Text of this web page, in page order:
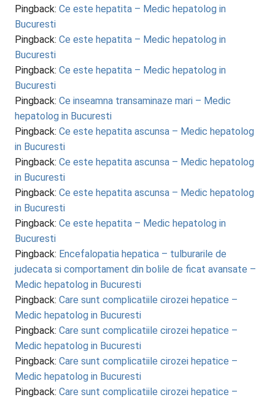
Pingback: Ce este hepatita – Medic hepatolog in
Bucuresti
Pingback: Ce este hepatita – Medic hepatolog in
Bucuresti
Pingback: Ce este hepatita – Medic hepatolog in
Bucuresti
Pingback: Ce inseamna transaminaze mari – Medic
hepatolog in Bucuresti
Pingback: Ce este hepatita ascunsa – Medic hepatolog
in Bucuresti
Pingback: Ce este hepatita ascunsa – Medic hepatolog
in Bucuresti
Pingback: Ce este hepatita ascunsa – Medic hepatolog
in Bucuresti
Pingback: Ce este hepatita – Medic hepatolog in
Bucuresti
Pingback: Encefalopatia hepatica – tulburarile de
judecata si comportament din bolile de ficat avansate –
Medic hepatolog in Bucuresti
Pingback: Care sunt complicatiile cirozei hepatice –
Medic hepatolog in Bucuresti
Pingback: Care sunt complicatiile cirozei hepatice –
Medic hepatolog in Bucuresti
Pingback: Care sunt complicatiile cirozei hepatice –
Medic hepatolog in Bucuresti
Pingback: Care sunt complicatiile cirozei hepatice –